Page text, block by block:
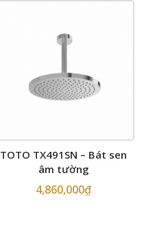
TOTO TX491SN – Bát sen
âm tường
4,860,000₫